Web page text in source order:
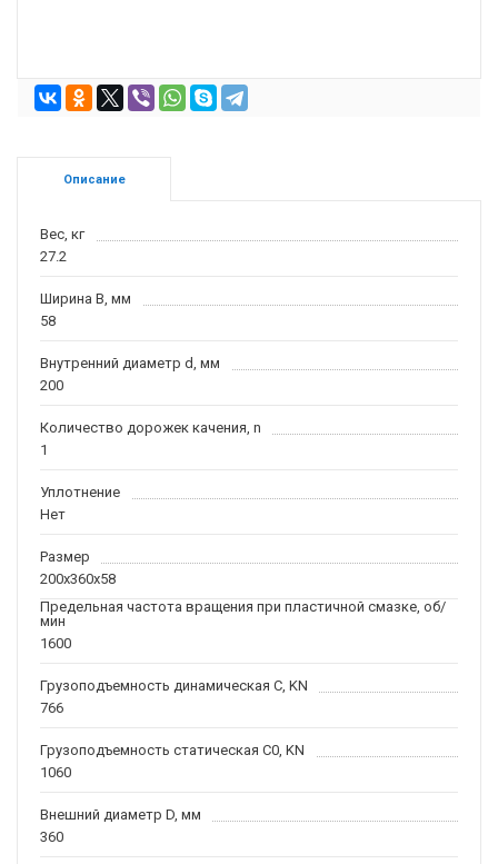
Описание
Вес, кг
27.2
Ширина B, мм
58
Внутренний диаметр d, мм
200
Количество дорожек качения, n
1
Уплотнение
Нет
Размер
200x360x58
Предельная частота вращения при пластичной смазке, об/
мин
1600
Грузоподъемность динамическая C, KN
766
Грузоподъемность статическая C0, KN
1060
Внешний диаметр D, мм
360